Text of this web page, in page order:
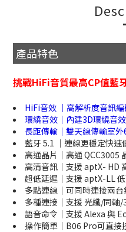
產品特色
挑戰HiFi音質最高CP值藍
HiFi音效 ｜高解析度音訊
環繞音效｜內建3D環繞音
長距傳輸｜雙天線傳輸室
藍牙 5.1 ｜連線更穩定快速
高通晶片｜高通 QCC3005
高清音訊｜支援 aptX- HD
超低延遲｜支援 aptX-LL
多點連線｜可同時連接兩
多種連接｜支援 光纖/同軸
語音命令｜支援 Alexa 與
操作簡單｜B06 Pro可直接